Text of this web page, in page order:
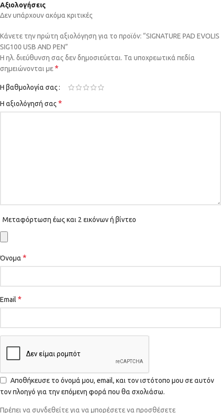
Αξιολογήσεις
Δεν υπάρχουν ακόμα κριτικές
Κάνετε την πρώτη αξιολόγηση για το προϊόν: “SIGNATURE PAD EVOLIS
SIG100 USB AND PEN”
Η ηλ. διεύθυνση σας δεν δημοσιεύεται. Τα υποχρεωτικά πεδία
σημειώνονται με*
Η βαθμολογία σας
Η αξιολόγησή σας *
Μεταφόρτωση έως και 2 εικόνων ή βίντεο
Όνομα *
Email *
Αποθήκευσε το όνομά μου, email, και τον ιστότοπο μου σε αυτόν
τον πλοηγό για την επόμενη φορά που θα σχολιάσω.
Πρέπει να συνδεθείτε για να μπορέσετε να προσθέσετε